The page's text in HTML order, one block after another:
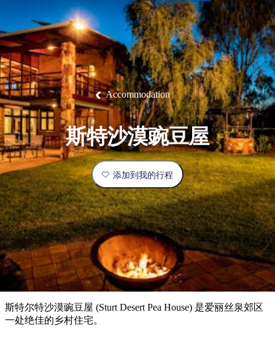
主
导
航
景
点
最
受
欢
迎
目
的
地
内
陆
和
户
外
爱
丽
斯
泉
鲁
鲁
卡
杜
国
家
公
园
国
家
公
园
瓦
塔
卡
国
家
公
园
提
维
群
岛
东
阿
纳
姆
地
塔
兰
卡
温
泉
池
特
米
鲁
克
国
家
公
园
卡
鲁
/
魔
鬼
大
理
石
保
护
区
马
古
克
瀑
布
奥
里
查
/
西
麦
克
唐
纳
国
家
公
园
活
动
体
验
旅
行
者
类
型
精
选
榜
单
美
食
攻
略
活
动
户
外
和
探
险
生
动
植
物
历
史
和
遗
产
钓
鱼
高
端
旅
游
营
和
豪
华
野
营
旅
行
灵
感
规
划
您
的
规
划
和
预
订
实
用
信
息
陪
同
旅
程
交
通
Accommodation
斯特沙漠豌豆屋
添加到我的行程
斯特尔特沙漠豌豆屋 (Sturt Desert Pea House) 是爱丽丝泉郊区
一处绝佳的乡村住宅。